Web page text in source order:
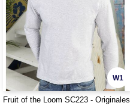
W1
Fruit of the Loom SC223 - Originales